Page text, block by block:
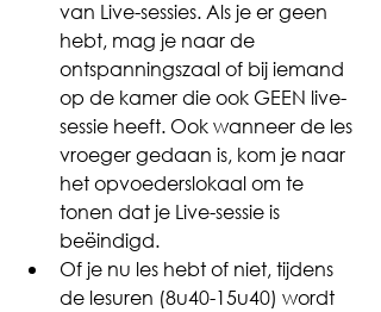
van Live-sessies. Als je er geen
hebt, mag je naar de
ontspanningszaal of bij iemand
op de kamer die ook GEEN live-
sessie heeft. Ook wanneer de les
vroeger gedaan is, kom je naar
het opvoederslokaal om te
tonen dat je Live-sessie is
beëindigd.
Of je nu les hebt of niet, tijdens
de lesuren (8u40-15u40) wordt